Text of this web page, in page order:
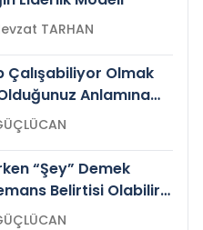
Prof.Dr. Nevzat TARHAN
Çalışabiliyor Olmak
Anlamına
GÜÇLÜCAN
“Şey” Demek
Belirtisi Olabilir
GÜÇLÜCAN